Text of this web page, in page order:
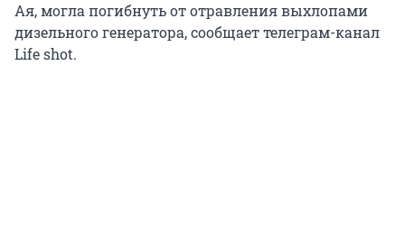
Ая, могла погибнуть от отравления выхлопами
дизельного генератора, сообщает телеграм-канал
Life shot.